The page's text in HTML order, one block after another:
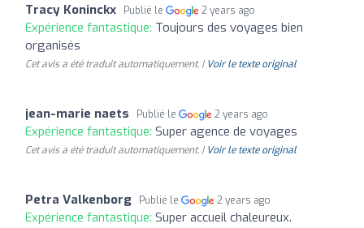
Tracy Koninckx Publié le 2 years ago
Expérience fantastique: Toujours des voyages bien
organisés
Cet avis a été traduit automatiquement. | Voir le texte original
jean-marie naets Publié le 2 years ago
Expérience fantastique: Super agence de voyages
Cet avis a été traduit automatiquement. | Voir le texte original
Petra Valkenborg Publié le 2 years ago
Expérience fantastique: Super accueil chaleureux.